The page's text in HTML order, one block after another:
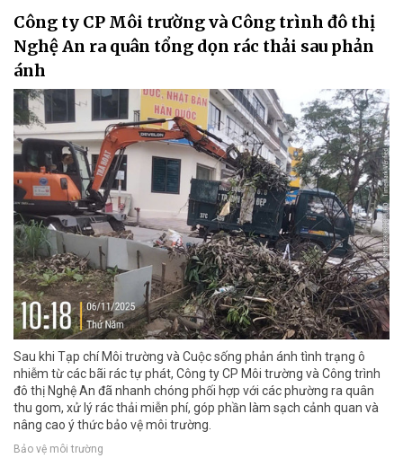
Công ty CP Môi trường và Công trình đô thị
Nghệ An ra quân tổng dọn rác thải sau phản
ánh
Sau khi Tạp chí Môi trường và Cuộc sống phản ánh tình trạng ô
nhiễm từ các bãi rác tự phát, Công ty CP Môi trường và Công trình
đô thị Nghệ An đã nhanh chóng phối hợp với các phường ra quân
thu gom, xử lý rác thải miễn phí, góp phần làm sạch cảnh quan và
nâng cao ý thức bảo vệ môi trường.
Bảo vệ môi trường